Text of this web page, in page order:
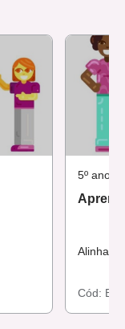
5º ano •
Cód: